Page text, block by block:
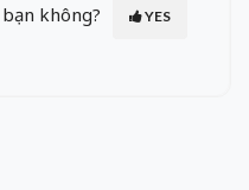
không?
YES